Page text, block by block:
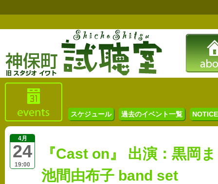
スケジュール 過去のイベント一覧
4月
24
19:00
『Cast on』 出演：黒岡
池間由布子 band set